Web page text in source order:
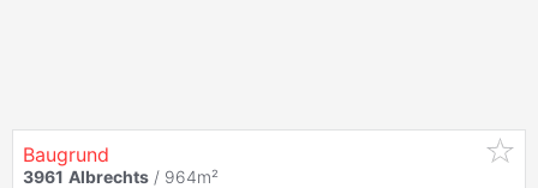
Baugrund
3961 Albrechts / 964m²